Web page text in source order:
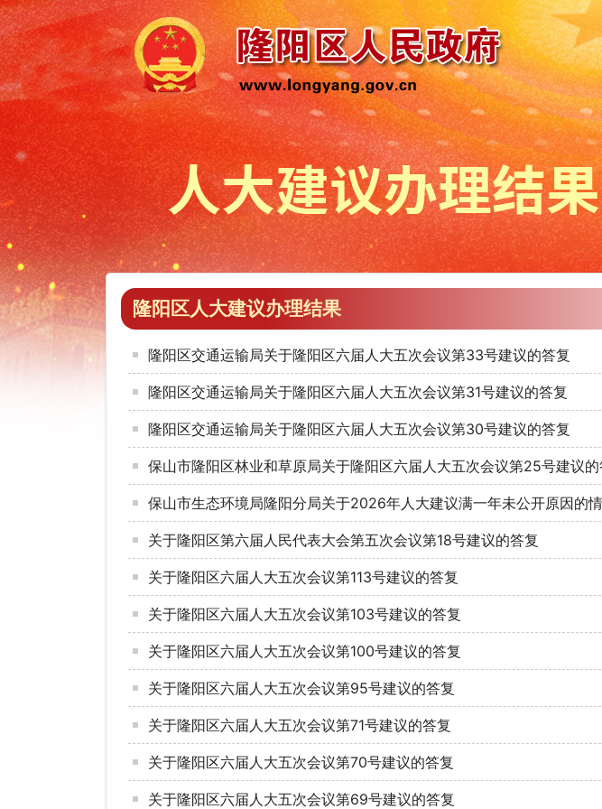
隆阳区人大建议办理结果
隆阳区交通运输局关于隆阳区六届人大五次会议第33号建议的答复
隆阳区交通运输局关于隆阳区六届人大五次会议第31号建议的答复
隆阳区交通运输局关于隆阳区六届人大五次会议第30号建议的答复
保山市隆阳区林业和草原局关于隆阳区六届人大五次会议第25号建议的
保山市生态环境局隆阳分局关于2026年人大建议满一年未公开原因的
关于隆阳区第六届人民代表大会第五次会议第18号建议的答复
关于隆阳区六届人大五次会议第113号建议的答复
关于隆阳区六届人大五次会议第103号建议的答复
关于隆阳区六届人大五次会议第100号建议的答复
关于隆阳区六届人大五次会议第95号建议的答复
关于隆阳区六届人大五次会议第71号建议的答复
关于隆阳区六届人大五次会议第70号建议的答复
关于隆阳区六届人大五次会议第69号建议的答复